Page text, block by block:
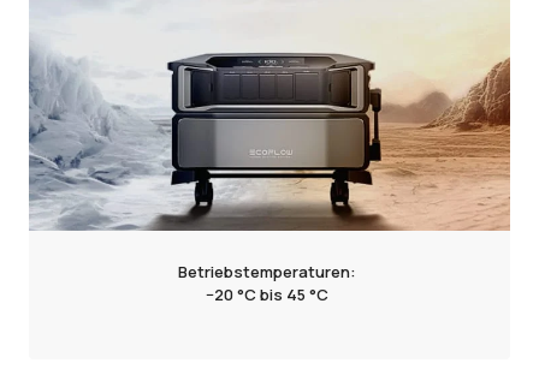
Betriebstemperaturen:
−20 °C bis 45 °C